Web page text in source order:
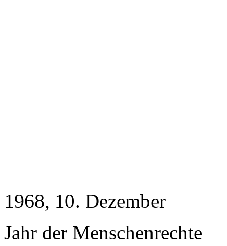
1968, 10. Dezember
Jahr der Menschenrechte